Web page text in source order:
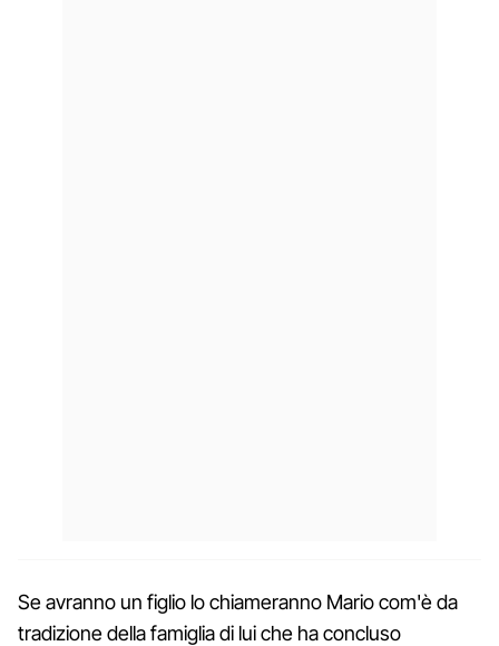
Se avranno un figlio lo chiameranno Mario com'è da
tradizione della famiglia di lui che ha concluso